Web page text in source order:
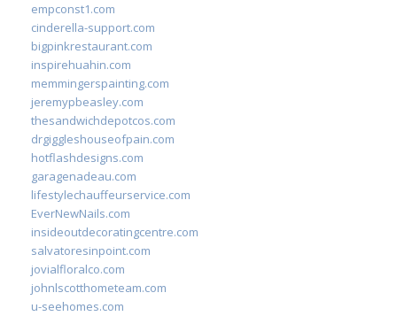
empconst1.com
cinderella-support.com
bigpinkrestaurant.com
inspirehuahin.com
memmingerspainting.com
jeremypbeasley.com
thesandwichdepotcos.com
drgiggleshouseofpain.com
hotflashdesigns.com
garagenadeau.com
lifestylechauffeurservice.com
EverNewNails.com
insideoutdecoratingcentre.com
salvatoresinpoint.com
jovialfloralco.com
johnlscotthometeam.com
u-seehomes.com